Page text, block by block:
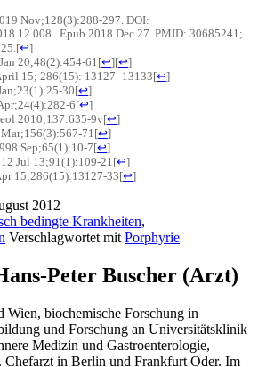
Nov;128(3):288-297. DOI:
. Epub 2018 Dec 27. PMID: 30685241;
[↩]
20;48(2):454-61 [↩][↩]
15; 286(15): 13127–13133[↩]
30[↩]
6[↩]
2010;137:635-9v[↩]
71 [↩]
Sep;65(1):10-7[↩]
Jul 13;91(1):109-21 [↩]
15;286(15):13127-33[↩]
2012
bedingte Krankheiten,
Verschlagwortet mit Porphyrie
Peter Buscher (Arzt)
Wien, biochemische Forschung in
und Forschung an Universitätsklinik
Medizin und Gastroenterologie,
in Berlin und Frankfurt Oder. Im